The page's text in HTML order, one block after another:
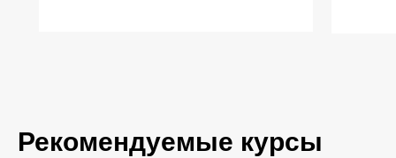
Рекомендуемые курсы